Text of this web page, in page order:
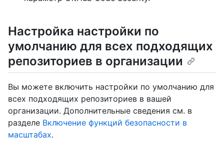
Настройка настройки по
умолчанию для всех подходящих
репозиториев в организации
Вы можете включить настройки по умолчанию для
всех подходящих репозиториев в вашей
организации. Дополнительные сведения см. в
разделе Включение функций безопасности в
масштабах.